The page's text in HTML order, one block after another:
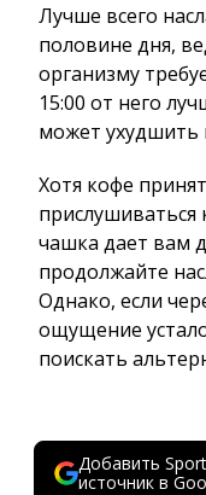
Лучше всего
половине дня,
организму
15:00 от него
может ухудшить
Хотя кофе
прислушиваться
чашка дает вам
продолжайте
Однако, если
ощущение
поискать
Добавить
источник в